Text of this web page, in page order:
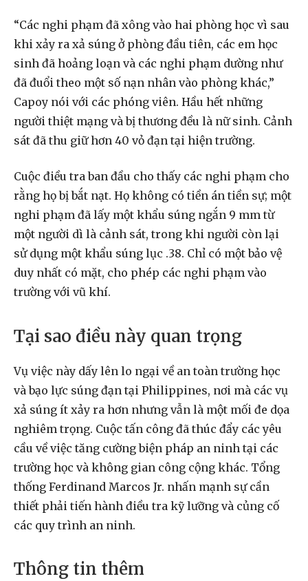
“Các nghi phạm đã xông vào hai phòng học vì sau
khi xảy ra xả súng ở phòng đầu tiên, các em học
sinh đã hoảng loạn và các nghi phạm dường như
đã đuổi theo một số nạn nhân vào phòng khác,”
Capoy nói với các phóng viên. Hầu hết những
người thiệt mạng và bị thương đều là nữ sinh. Cảnh
sát đã thu giữ hơn 40 vỏ đạn tại hiện trường.
Cuộc điều tra ban đầu cho thấy các nghi phạm cho
rằng họ bị bắt nạt. Họ không có tiền án tiền sự; một
nghi phạm đã lấy một khẩu súng ngắn 9 mm từ
một người dì là cảnh sát, trong khi người còn lại
sử dụng một khẩu súng lục .38. Chỉ có một bảo vệ
duy nhất có mặt, cho phép các nghi phạm vào
trường với vũ khí.
Tại sao điều này quan trọng
Vụ việc này dấy lên lo ngại về an toàn trường học
và bạo lực súng đạn tại Philippines, nơi mà các vụ
xả súng ít xảy ra hơn nhưng vẫn là một mối đe dọa
nghiêm trọng. Cuộc tấn công đã thúc đẩy các yêu
cầu về việc tăng cường biện pháp an ninh tại các
trường học và không gian công cộng khác. Tổng
thống Ferdinand Marcos Jr. nhấn mạnh sự cần
thiết phải tiến hành điều tra kỹ lưỡng và củng cố
các quy trình an ninh.
Thông tin thêm